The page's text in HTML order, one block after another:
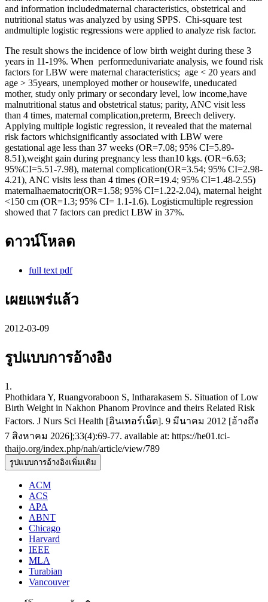
and information includedmaternal characteristics, obstetrical and
nutritional status was analyzed by using SPPS. Chi-square test
andmultiple logistic regressions were applied to analyze risk factor.
The result shows the incidence of low birth weight during these 3
years in 11-19%. When performedunivariate analysis, we found risk
factors for LBW were maternal characteristics; age < 20 years and
age > 35years, unemployed mother or housewife, uneducated
mother, study only primary or secondary level, low income,have
malnutritional status and obstetrical status; parity, ANC visit less
than 4 times, maternal complication,preterm, Breech delivery.
Applying multiple logistic regression, it revealed that the maternal
risk factors whichsignificantly associated with LBW were
gestational age less than 37 weeks (OR=7.08; 95% CI=5.89-
8.51),weight gain during pregnancy less than10 kgs. (OR=6.63;
95%CI=5.51-7.98), maternal complication(OR=3.54; 95% CI=2.98-
4.21), ANC visits less than 4 times (OR=19.4; 95% CI=1.48-2.55)
maternalhaematocrit(OR=1.58; 95% CI=1.22-2.04), maternal height
<150 cm (OR=1.3; 95% CI= 1.1-1.6). Logisticmultiple regression
showed that 7 factors can predict LBW in 37%.
ดาวน์โหลด
full text pdf
เผยแพร่แล้ว
2012-03-09
รูปแบบการอ้างอิง
1.
Phothidara Y, Ruangvoraboon S, Intharakasem S. Situation of Low
Birth Weight in Nakhon Phanom Province and theirs Related Risk
Factors. J Nurs Sci Health [อินเทอร์เน็ต]. 9 มีนาคม 2012 [อ้างถึง
7 สิงหาคม 2026];33(4):69-77. available at: https://he01.tci-
thaijo.org/index.php/nah/article/view/789
รูปแบบการอ้างอิงเพิ่มเติม
ACM
ACS
APA
ABNT
Chicago
Harvard
IEEE
MLA
Turabian
Vancouver